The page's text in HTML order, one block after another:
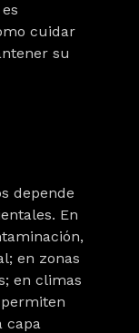
cuidar
su
depende
En
en zonas
en climas
permiten
capa